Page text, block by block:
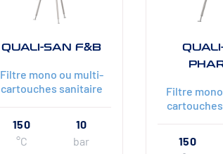
QUALI-SAN F&B
Filtre mono ou multi-
cartouches sanitaire
150
°C
10
bar
Filtre
150